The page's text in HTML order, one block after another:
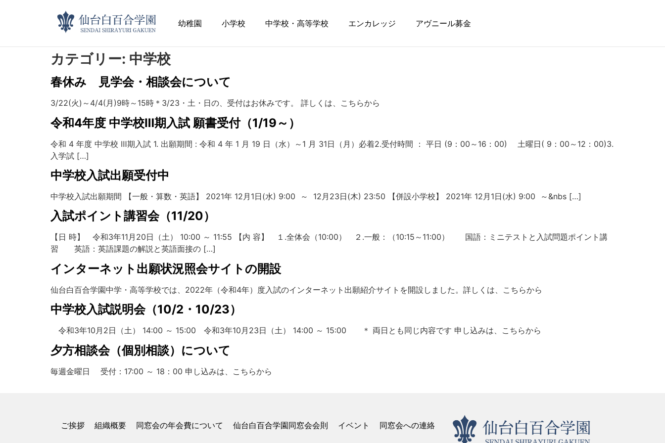
幼稚園 小学校 中学校・高等学校 エンカレッジ アヴニール募金
カテゴリー: 中学校
春休み 見学会・相談会について
3/22(火)～4/4(月)9時～15時＊3/23・土・日の、受付はお休みです。 詳しくは、こちらから
令和4年度 中学校Ⅲ期入試 願書受付（1/19～）
令和 4 年度 中学校 Ⅲ期入試 1. 出願期間 : 令和 4 年 1 月 19 日（水）～1 月 31日（月）必着2.受付時間 ： 平日 (9：00～16：00) 土曜日( 9：00～12：00)3.
入学試 […]
中学校入試出願受付中
中学校入試出願期間 【一般・算数・英語】 2021年 12月1日(水) 9:00 ～ 12月23日(木) 23:50 【併設小学校】 2021年 12月1日(水) 9:00 ～&nbs […]
入試ポイント講習会（11/20）
【日 時】 令和3年11月20日（土） 10:00 ～ 11:55 【内 容】 １.全体会（10:00） ２.一般：（10:15～11:00） 国語：ミニテストと入試問題ポイント講
習 英語：英語課題の解説と英語面接の […]
インターネット出願状況照会サイトの開設
仙台白百合学園中学・高等学校では、2022年（令和4年）度入試のインターネット出願紹介サイトを開設しました。詳しくは、こちらから
中学校入試説明会（10/2・10/23）
令和3年10月2日（土） 14:00 ～ 15:00 令和3年10月23日（土） 14:00 ～ 15:00 ＊ 両日とも同じ内容です 申し込みは、こちらから
夕方相談会（個別相談）について
毎週金曜日 受付：17:00 ～ 18：00 申し込みは、こちらから
ご挨拶 組織概要 同窓会の年会費について 仙台白百合学園同窓会会則 イベント 同窓会への連絡